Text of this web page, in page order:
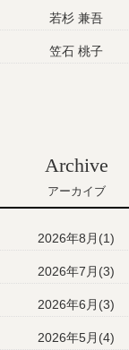
若杉 兼吾
笠石 桃子
Archive
アーカイブ
2026年8月(1)
2026年7月(3)
2026年6月(3)
2026年5月(4)